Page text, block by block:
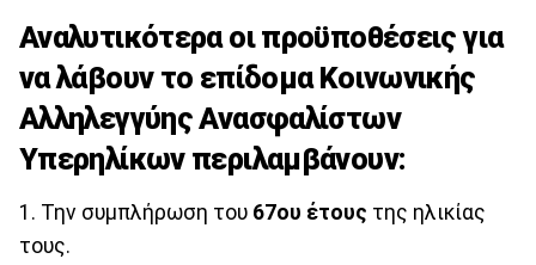
Αναλυτικότερα οι προϋποθέσεις για
να λάβουν το επίδομα Κοινωνικής
Αλληλεγγύης Ανασφαλίστων
Υπερηλίκων περιλαμβάνουν:
1. Την συμπλήρωση του 67ου έτους της ηλικίας
τους.